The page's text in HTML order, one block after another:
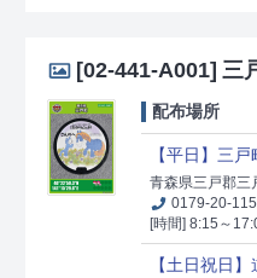
[02-441-A001] 三
配布場所
【平日】三
青森県三戸郡三
0179-20-
[時間] 8:15～
【土日祝日